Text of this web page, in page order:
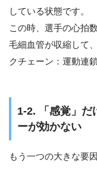
している状態です。
この時、選手の心拍
毛細血管が収縮して
クチェーン：運動連
1-2. 「感覚」だ
ーが効かない
もう一つの大きな要